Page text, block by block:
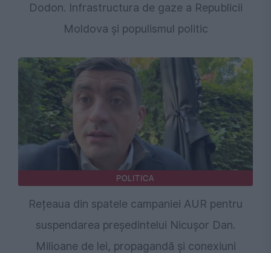
Dodon. Infrastructura de gaze a Republicii
Moldova și populismul politic
POLITICA
Rețeaua din spatele campaniei AUR pentru
suspendarea președintelui Nicușor Dan.
Milioane de lei, propagandă și conexiuni